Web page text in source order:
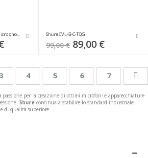
Shure Sm58 Legendary Vocal Microphone Shure CVL-B-C-TQG
99,00 € Special
Price
89,00 €
Pagina
3 Pagina
4 Attualmente stai
5 Pagina
6 Pagina
7
passione per la creazione di ottimi microfoni e apparecchiature
Shure continua a stabilire lo standard industriale
di qualità superiore.